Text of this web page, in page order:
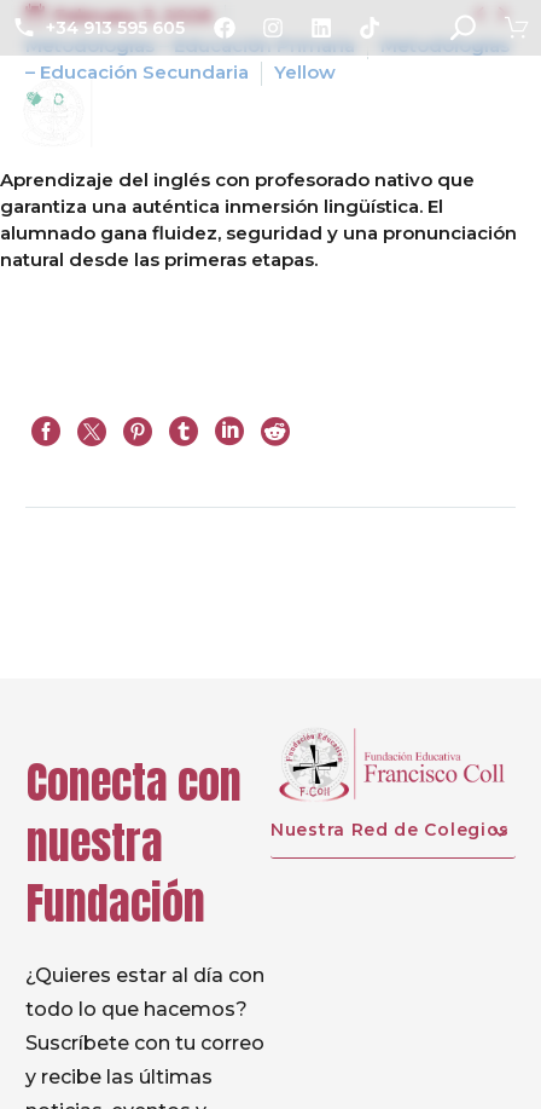
+34 913 595 605  
February 3, 2026
Metodologías – Educación Primaria
Metodologías
– Educación Secundaria
Yellow
0
Aprendizaje del inglés con profesorado nativo que
garantiza una auténtica inmersión lingüística. El
alumnado gana fluidez, seguridad y una pronunciación
natural desde las primeras etapas.
Conecta con
nuestra
Fundación
¿Quieres estar al día con
todo lo que hacemos?
Suscríbete con tu correo
y recibe las últimas
Nuestra Red de Colegios